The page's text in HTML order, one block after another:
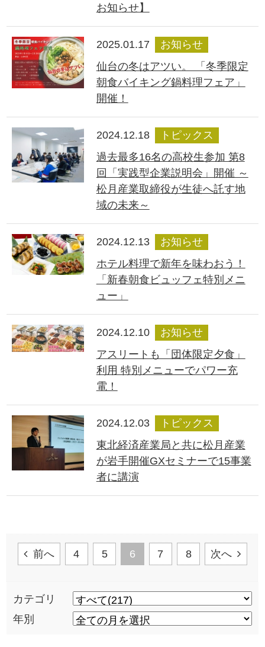
お知らせ】
2025.01.17
お知らせ
仙台の冬はアツい。 「冬季限定
朝食バイキング鍋料理フェア」
開催！
2024.12.18
トピックス
過去最多16名の高校生参加 第8
回「実践型企業説明会」開催 ～
松月産業取締役が生徒へ託す地
域の未来～
2024.12.13
お知らせ
ホテル料理で新年を味わおう！
「新春朝食ビュッフェ特別メニ
ュー」
2024.12.10
お知らせ
アスリートも「団体限定夕食」
利用 特別メニューでパワー充
電！
2024.12.03
トピックス
東北経済産業局と共に松月産業
が岩手開催GXセミナーで15事業
者に講演
前へ 4 5 6 7 8 次へ
カテゴリ
年別